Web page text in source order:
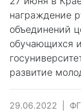
награждение
объединений
обучающихся
развитие
29.06.2022